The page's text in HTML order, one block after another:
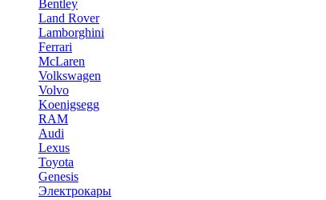
Bentley
Land Rover
Lamborghini
Ferrari
McLaren
Volkswagen
Volvo
Koenigsegg
RAM
Audi
Lexus
Toyota
Genesis
Электрокары